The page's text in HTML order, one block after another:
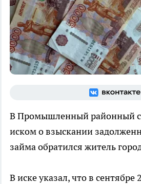
В Промышленный районный
иском о взыскании
займа обратился житель
В иске указал, что в сентябре